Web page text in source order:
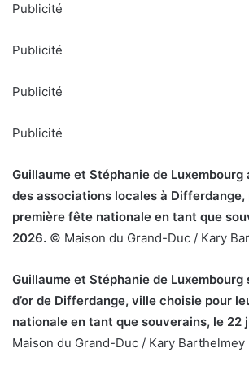
Publicité
Publicité
Publicité
Publicité
Guillaume et Stéphanie de
des associations locales à Differdange,
première fête nationale en tant que
2026. © Maison du Grand-Duc / Kary
Guillaume et Stéphanie de
d’or de Differdange, ville choisie pour
nationale en tant que souverains, le 22
Maison du Grand-Duc / Kary Barthelmey